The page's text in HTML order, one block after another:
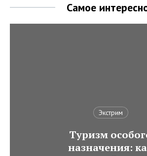
Самое
Экстрим
Туризм
назначения: